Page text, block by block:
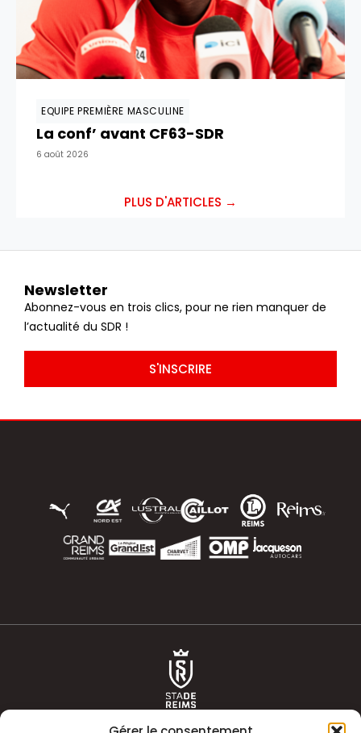
EQUIPE PREMIÈRE MASCULINE
La conf’ avant CF63-SDR
6 août 2026
PLUS D'ARTICLES →
Newsletter
Abonnez-vous en trois clics, pour ne rien manquer de
l’actualité du SDR !
S'INSCRIRE